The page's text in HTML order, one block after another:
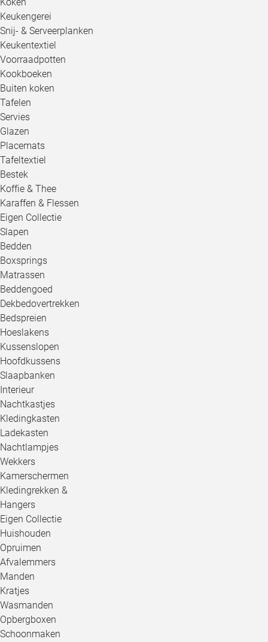
Keukengerei
Snij- & Serveerplanken
Keukentextiel
Voorraadpotten
Kookboeken
Buiten koken
Tafelen
Servies
Glazen
Placemats
Tafeltextiel
Bestek
Koffie & Thee
Karaffen & Flessen
Eigen Collectie
Slapen
Bedden
Boxsprings
Matrassen
Beddengoed
Dekbedovertrekken
Bedspreien
Hoeslakens
Kussenslopen
Hoofdkussens
Slaapbanken
Interieur
Nachtkastjes
Kledingkasten
Ladekasten
Nachtlampjes
Wekkers
Kamerschermen
Kledingrekken &
Hangers
Eigen Collectie
Huishouden
Opruimen
Afvalemmers
Manden
Kratjes
Wasmanden
Opbergboxen
Schoonmaken